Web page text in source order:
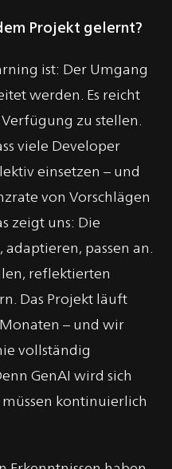
Projekt gelernt?
ist: Der Umgang
werden. Es reicht
zu stellen.
viele Developer
einsetzen – und
von Vorschlägen
zeigt uns: Die
passen an.
reflektierten
Das Projekt läuft
– und wir
vollständig
GenAI wird sich
kontinuierlich